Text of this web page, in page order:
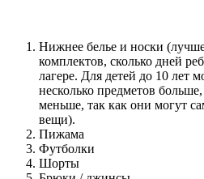
Нижнее белье и носки
комплектов, сколько дней
лагере. Для детей до 10 лет
несколько предметов
меньше, так как они могут
вещи).
Пижама
Футболки
Шорты